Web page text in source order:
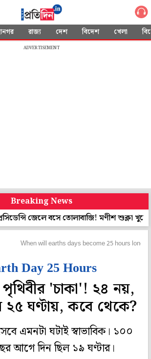
রাজ্য দেশ বিদেশ খেলা
ADVERTISEMENT
Breaking News
জেলে বসে তোলাবাজি! মণীশ শুক্লা খুনে ধৃত ২
When will earths days become 25 hours long
Day 25 Hours
পৃথিবীর 'চাকা'! ২৪ নয়,
২৫ ঘণ্টায়, কবে থেকে?
এমনটা ঘটাই স্বাভাবিক। ১০০
আগে দিন ছিল ১৯ ঘণ্টার।